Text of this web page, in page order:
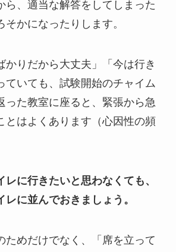
ら、適当な解答をしてしまった
そかになったりします。
かりだから大丈夫」「今は行き
ていても、試験開始のチャイム
った教室に座ると、緊張から急
とはよくあります（心因性の頻
に行きたいと思わなくても、
に並んでおきましょう。
ためだけでなく、「席を立って